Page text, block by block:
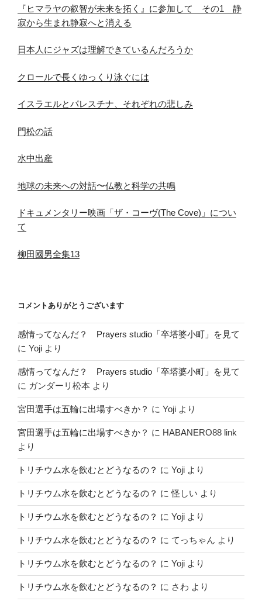
『ヒマラヤの叡智が未来を拓く』に参加して その1 静
寂から生まれ静寂へと消える
日本人にジャズは理解できているんだろうか
クロールで長くゆっくり泳ぐには
イスラエルとパレスチナ、それぞれの悲しみ
門松の話
水中出産
地球の未来への対話〜仏教と科学の共鳴
ドキュメンタリー映画「ザ・コーヴ(The Cove)」につい
て
柳田國男全集13
コメントありがとうございます
感情ってなんだ？ Prayers studio「卒塔婆小町」を見て
に Yoji より
感情ってなんだ？ Prayers studio「卒塔婆小町」を見て
に ガンダーリ松本 より
宮田選手は五輪に出場すべきか？ に Yoji より
宮田選手は五輪に出場すべきか？ に HABANERO88 link
より
トリチウム水を飲むとどうなるの？ に Yoji より
トリチウム水を飲むとどうなるの？ に怪しい より
トリチウム水を飲むとどうなるの？ に Yoji より
トリチウム水を飲むとどうなるの？ に てっちゃん より
トリチウム水を飲むとどうなるの？ に Yoji より
トリチウム水を飲むとどうなるの？ に さわ より